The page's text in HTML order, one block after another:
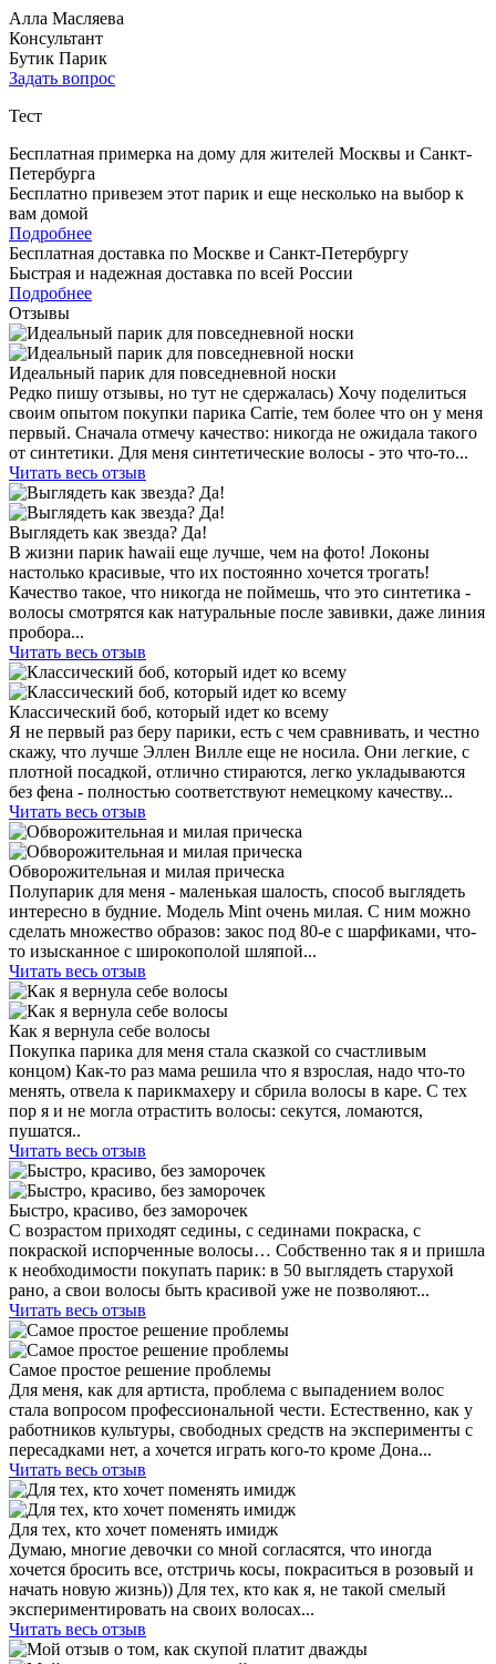
Алла Масляева
Консультант
Бутик Парик
Задать вопрос
Тест
Бесплатная примерка на дому для жителей Москвы и Санкт-
Петербурга
Бесплатно привезем этот парик и еще несколько на выбор к
вам домой
Подробнее
Бесплатная доставка по Москве и Санкт-Петербургу
Быстрая и надежная доставка по всей России
Подробнее
Отзывы
Идеальный парик для повседневной носки
Редко пишу отзывы, но тут не сдержалась) Хочу поделиться
своим опытом покупки парика Carrie, тем более что он у меня
первый. Сначала отмечу качество: никогда не ожидала такого
от синтетики. Для меня синтетические волосы - это что-то...
Читать весь отзыв
Выглядеть как звезда? Да!
В жизни парик hawaii еще лучше, чем на фото! Локоны
настолько красивые, что их постоянно хочется трогать!
Качество такое, что никогда не поймешь, что это синтетика -
волосы смотрятся как натуральные после завивки, даже линия
пробора...
Читать весь отзыв
Классический боб, который идет ко всему
Я не первый раз беру парики, есть с чем сравнивать, и честно
скажу, что лучше Эллен Вилле еще не носила. Они легкие, с
плотной посадкой, отлично стираются, легко укладываются
без фена - полностью соответствуют немецкому качеству...
Читать весь отзыв
Обворожительная и милая прическа
Полупарик для меня - маленькая шалость, способ выглядеть
интересно в будние. Модель Mint очень милая. С ним можно
сделать множество образов: закос под 80-е с шарфиками, что-
то изысканное с широкополой шляпой...
Читать весь отзыв
Как я вернула себе волосы
Покупка парика для меня стала сказкой со счастливым
концом) Как-то раз мама решила что я взрослая, надо что-то
менять, отвела к парикмахеру и сбрила волосы в каре. С тех
пор я и не могла отрастить волосы: секутся, ломаются,
пушатся..
Читать весь отзыв
Быстро, красиво, без заморочек
С возрастом приходят седины, с сединами покраска, с
покраской испорченные волосы… Собственно так я и пришла
к необходимости покупать парик: в 50 выглядеть старухой
рано, а свои волосы быть красивой уже не позволяют...
Читать весь отзыв
Самое простое решение проблемы
Для меня, как для артиста, проблема с выпадением волос
стала вопросом профессиональной чести. Естественно, как у
работников культуры, свободных средств на эксперименты с
пересадками нет, а хочется играть кого-то кроме Дона...
Читать весь отзыв
Для тех, кто хочет поменять имидж
Думаю, многие девочки со мной согласятся, что иногда
хочется бросить все, отстричь косы, покраситься в розовый и
начать новую жизнь)) Для тех, кто как я, не такой смелый
экспериментировать на своих волосах...
Читать весь отзыв